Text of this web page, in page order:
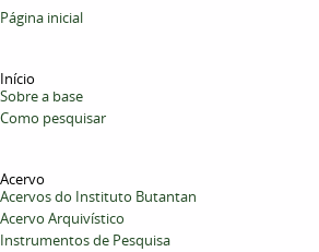
Página inicial
Início
Sobre a base
Como pesquisar
Acervo
Acervos do Instituto Butantan
Acervo Arquivístico
Instrumentos de Pesquisa